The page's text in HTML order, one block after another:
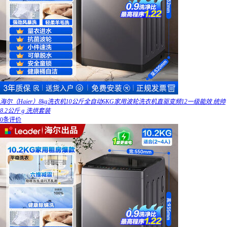
海尔（Haier）8kg洗衣机10公斤全自动6KG家用波轮洗衣机直驱变频12一级能效 统帅
8.2公斤 g 洗烘套装
0条评价